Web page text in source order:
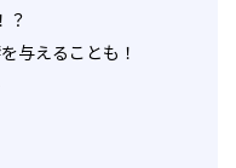
？
与えることも！